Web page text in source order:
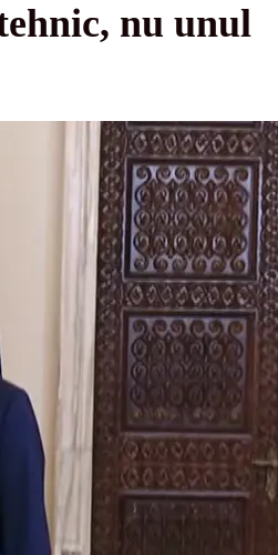
nu unul